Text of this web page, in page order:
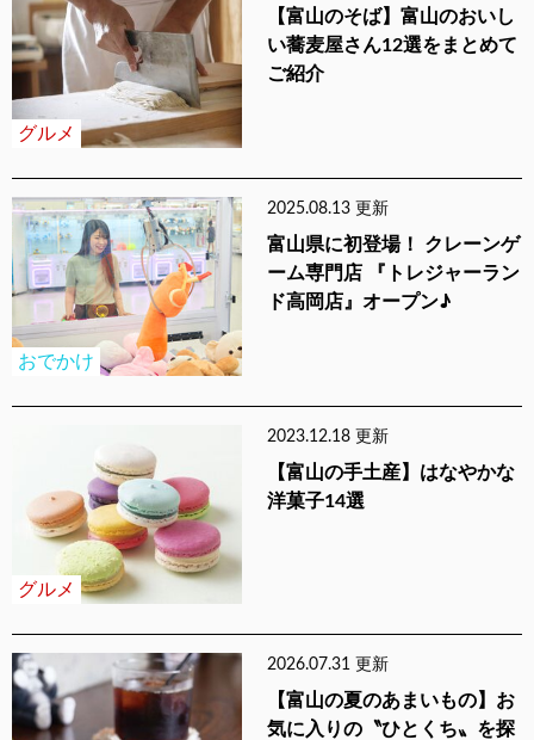
グルメ
【富山のそば】富山のおいし
い蕎麦屋さん12選をまとめて
ご紹介
おでかけ
2025.08.13 更新
富山県に初登場！ クレーンゲ
ーム専門店 『トレジャーラン
ド高岡店』オープン♪
グルメ
2023.12.18 更新
【富山の手土産】はなやかな
洋菓子14選
2026.07.31 更新
【富山の夏のあまいもの】お
気に入りの〝ひとくち〟を探